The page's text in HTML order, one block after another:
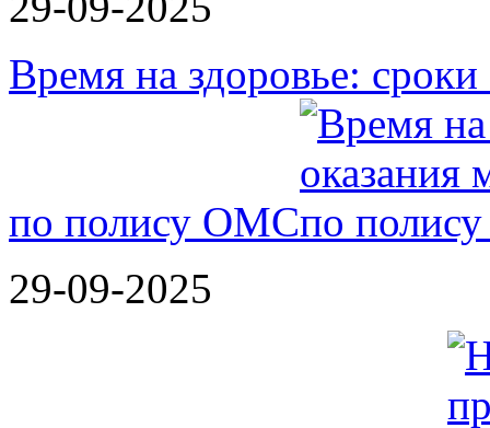
Время на здоровье:
по полису ОМС
29-09-2025